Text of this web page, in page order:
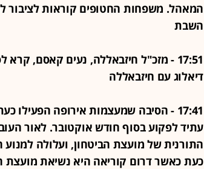
המאהל. משפחות החטופים קוראות לציבור
השבת
17:51 - מזכ"ל חיזבאללה, נעים קאסם,
דיאלוג עם חיזבאללה
17:41 - הסיבה שמעצמות אירופה
עתיד לפקוע בסוף חודש אוקטובר. לאור
התורנית של מועצת הביטחון, ועלולה
כעת כאשר דרום קוריאה היא נשיאת מועצת